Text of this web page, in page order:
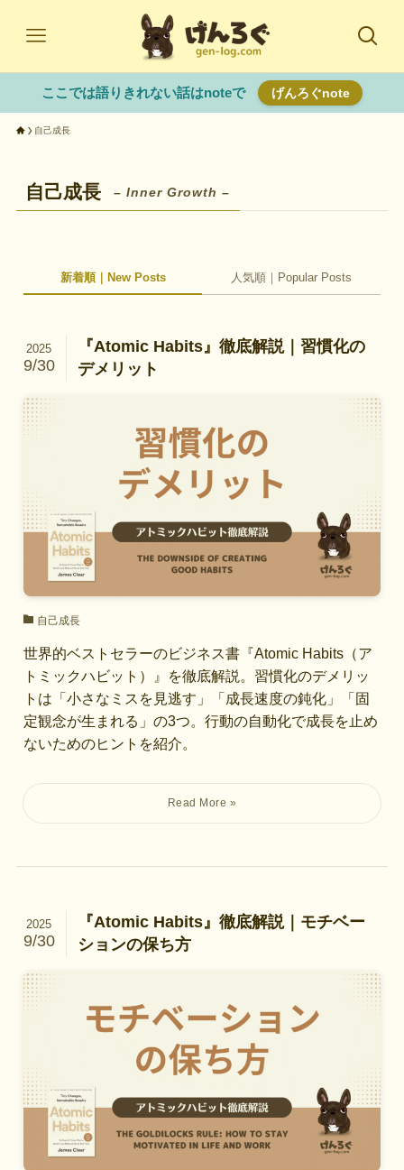
ここでは語りきれない話はnoteで げんろぐnote
自己成長
自己成長 – Inner Growth –
新着順｜New Posts 人気順｜Popular Posts
『Atomic Habits』徹底解説｜習慣化の
デメリット
2025
9/30
自己成長
世界的ベストセラーのビジネス書『Atomic Habits（ア
トミックハビット）』を徹底解説。習慣化のデメリッ
トは「小さなミスを見逃す」「成長速度の鈍化」「固
定観念が生まれる」の3つ。行動の自動化で成長を止め
ないためのヒントを紹介。
『Atomic Habits』徹底解説｜モチベー
ションの保ち方
2025
9/30